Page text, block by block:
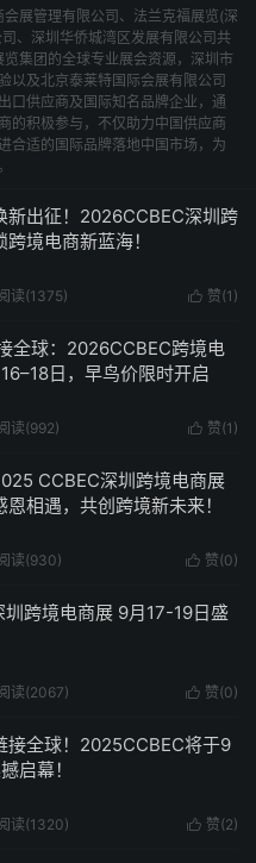
展管理有限公司、法兰克福展览(深
、深圳华侨城湾区发展有限公司共
集团的全球专业展会资源，深圳市
以及北京泰莱特国际会展有限公司
口供应商及国际知名品牌企业，通
的积极参与，不仅助力中国供应商
合适的国际品牌落地中国市场，为
新出征！2026CCBEC深圳跨
境电商新蓝海！
 赞(1 )
读(1375)
全球：2026CCBEC跨境电
日，早鸟价限时开启
 赞(1 )
读(992)
CCBEC深圳跨境电商展
相遇，共创跨境新未来！
 赞(0)
读(930)
跨境电商展 9月17-19日盛
 赞(0)
读(2067)
接全球！2025CCBEC将于9
启幕！
 赞(2)
读(1320)